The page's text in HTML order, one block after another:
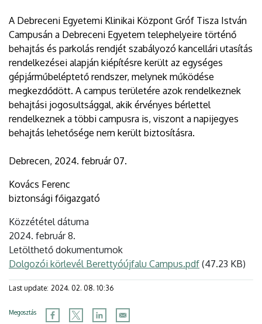
DEBRECENI
EGYETEM
A Debreceni Egyetemi Klinikai Központ Gróf Tisza István
Campusán a Debreceni Egyetem telephelyeire történő
behajtás és parkolás rendjét szabályozó kancellári utasítás
rendelkezései alapján kiépítésre került az egységes
gépjárműbeléptető rendszer, melynek működése
megkezdődött. A campus területére azok rendelkeznek
behajtási jogosultsággal, akik érvényes bérlettel
rendelkeznek a többi campusra is, viszont a napijegyes
behajtás lehetősége nem került biztosításra.
Debrecen, 2024. február 07.
Kovács Ferenc
biztonsági főigazgató
Közzététel dátuma
2024. február 8.
Letölthető dokumentumok
Dokumentum
Dolgozói körlevél Berettyóújfalu Campus.pdf (47.23 KB)
Last update: 2024. 02. 08. 10:36
Megosztás